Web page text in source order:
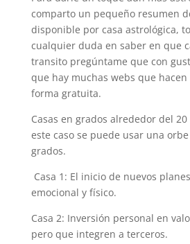
comparto un pequeño resumen
disponible por casa astrológica,
cualquier duda en saber en que
transito pregúntame que con
que hay muchas webs que
forma gratuita.
Casas en grados alrededor del
este caso se puede usar una
grados.
Casa 1: El inicio de nuevos
emocional y físico.
Casa 2: Inversión personal en
pero que integren a terceros.